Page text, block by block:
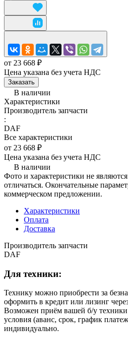
от 23 668 ₽
Цена указана без учета НДС
Заказать
В наличии
Характеристики
Производитель запчасти
:
DAF
Все характеристики
от 23 668 ₽
Цена указана без учета НДС
В наличии
Фото и характеристики не
отличаться. Окончательные
коммерческом предложении.
Характеристики
Оплата
Доставка
Производитель запчасти
DAF
Для техники:
Технику можно приобрести за
оформить в кредит или лизинг
Возможен приём вашей б/у
условия (аванс, срок, график
индивидуально.